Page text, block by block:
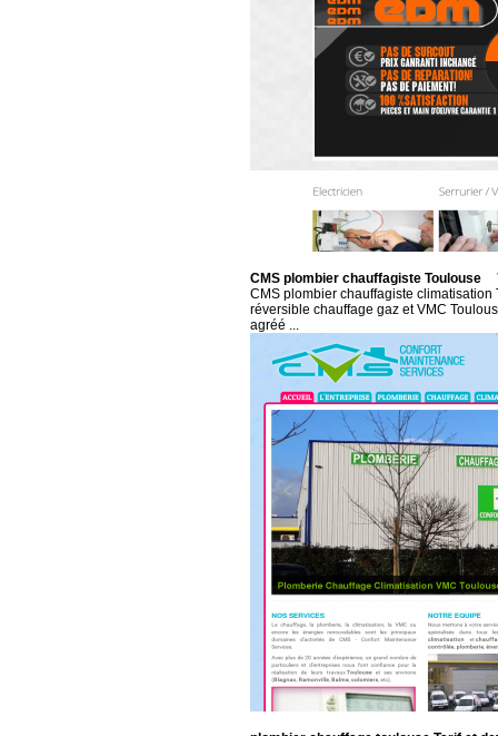
CMS plombier chauffagiste Toulouse
CMS plombier chauffagiste
réversible chauffage gaz et VMC
agréé ...